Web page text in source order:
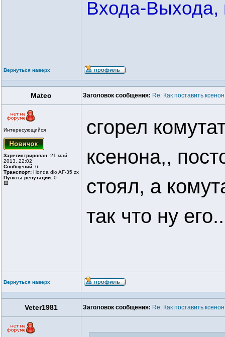
Входа-Выхода,
Вернуться наверх
Mateo Заголовок сообщения: Re: Как поставить
Интересующийся
Зарегистрирован: 21 май
2013, 22:02
Сообщений: 6
Транспорт: Honda dio AF-35 zx
Пункты репутации: 0
сгорел
ксенона,,
стоял, а
так что ну
Вернуться наверх
Veter1981 Заголовок сообщения: Re: Как поставить